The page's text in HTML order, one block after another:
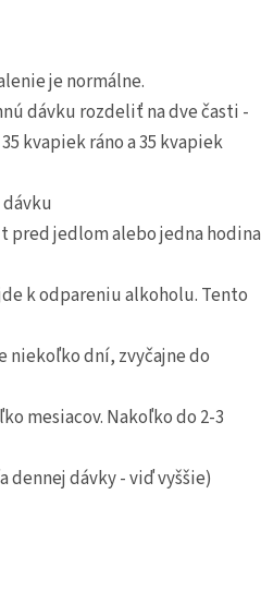
je normálne.
dávku rozdeliť na dve časti -
kvapiek ráno a 35 kvapiek
jedlom alebo jedna hodina
k odpareniu alkoholu. Tento
niekoľko dní, zvyčajne do
mesiacov. Nakoľko do 2-3
dennej dávky - viď vyššie)